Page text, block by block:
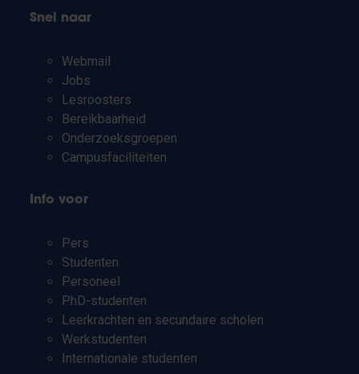
Snel naar
Webmail
Jobs
Lesroosters
Bereikbaarheid
Onderzoeksgroepen
Campusfaciliteiten
Info voor
Pers
Studenten
Personeel
PhD-studenten
Leerkrachten en secundaire scholen
Werkstudenten
Internationale studenten